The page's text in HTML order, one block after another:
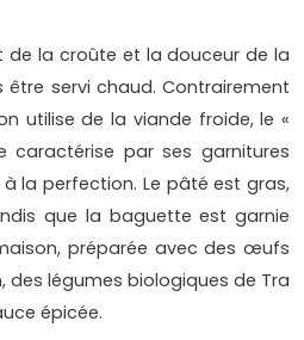
de la croûte et la douceur de la
servi chaud. Contrairement
utilise de la viande froide, le «
caractérise par ses garnitures
la perfection. Le pâté est gras,
que la baguette est garnie
préparée avec des œufs
des légumes biologiques de Tra
épicée.